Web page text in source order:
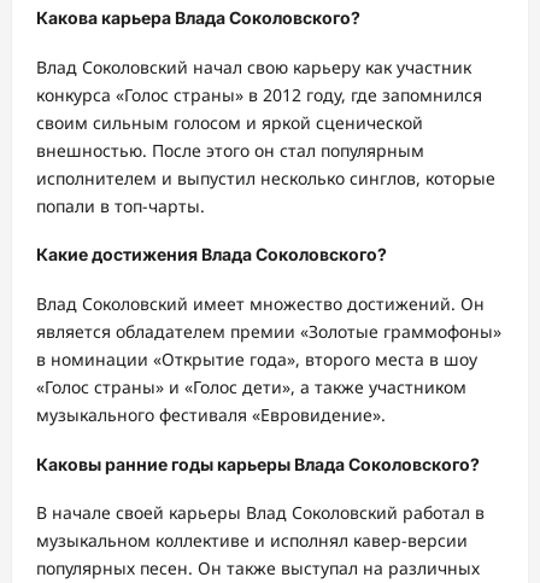
Какова карьера Влада Соколовского?
Влад Соколовский начал свою карьеру как участник
конкурса «Голос страны» в 2012 году, где запомнился
своим сильным голосом и яркой сценической
внешностью. После этого он стал популярным
исполнителем и выпустил несколько синглов, которые
попали в топ-чарты.
Какие достижения Влада Соколовского?
Влад Соколовский имеет множество достижений. Он
является обладателем премии «Золотые граммофоны»
в номинации «Открытие года», второго места в шоу
«Голос страны» и «Голос дети», а также участником
музыкального фестиваля «Евровидение».
Каковы ранние годы карьеры Влада Соколовского?
В начале своей карьеры Влад Соколовский работал в
музыкальном коллективе и исполнял кавер-версии
популярных песен. Он также выступал на различных